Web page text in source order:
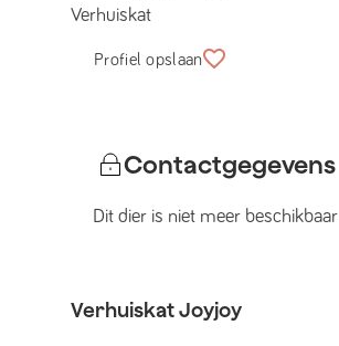
Verhuiskat
Profiel opslaan
Contactgegevens
Dit dier is niet meer beschikbaar
VerhuiskatJoyjoy